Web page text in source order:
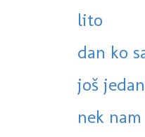
lito
dan ko
još
nek